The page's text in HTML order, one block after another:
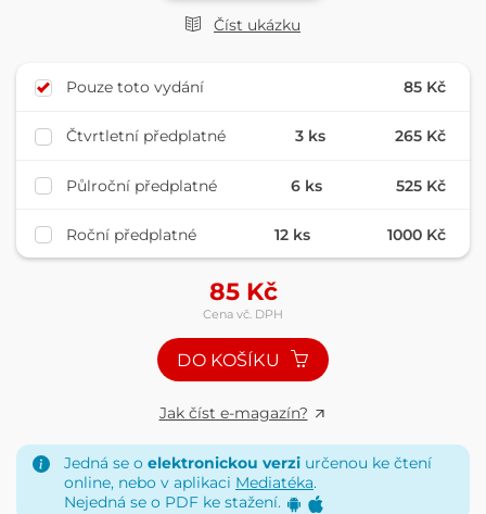
Číst ukázku
Pouze toto vydání 85 Kč
Čtvrtletní předplatné 3 ks 265 Kč
Půlroční předplatné 6 ks 525 Kč
Roční předplatné 12 ks 1000 Kč
85Kč
Cena vč. DPH
DO KOŠÍKU
Jak číst e-magazín?
Jedná se o elektronickou verzi určenou ke čtení
online, nebo v aplikaci Mediatéka.
Nejedná se o PDF ke stažení.